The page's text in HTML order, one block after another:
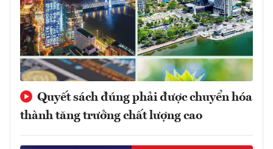
Quyết sách đúng phải được chuyển hóa
thành tăng trưởng chất lượng cao